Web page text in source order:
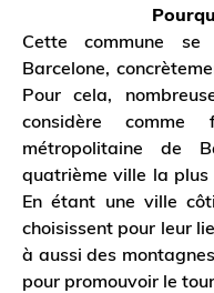
Cette commune
Barcelone,
Pour cela,
considère
métropolitaine de
quatrième ville la
En étant une ville
choisissent pour leur
à aussi des
pour promouvoir le